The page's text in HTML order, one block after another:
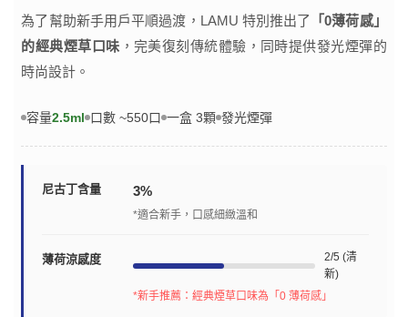
為了幫助新手用戶平順過渡，LAMU 特別推出了
「0薄荷感」
的經典煙草口味 ，完美復刻傳統體驗，同時提供發光煙彈的
時尚設計。
容量2.5ml 口數 ~550口 一盒 3顆 發光煙彈
尼古丁含量 3%
*適合新手，口感細緻溫和
薄荷涼感度
2/5 (清
新)
*新手推薦：經典煙草口味為「0 薄荷感」